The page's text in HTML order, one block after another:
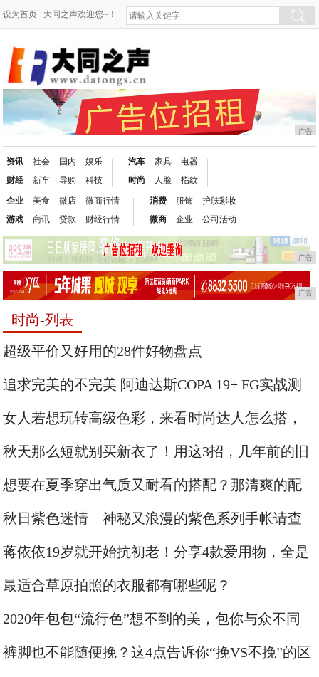
设为首页 大同之声欢迎您~！
广告
资讯
财经
社会
新车
国内
导购
娱乐
科技
汽车
时尚
家具
人脸
电器
指纹
企业
游戏
美食
商讯
微店
贷款
微商行情
财经行情
消费
微商
服饰
企业
护肤彩妆
公司活动
广告
广告
时尚-列表
超级平价又好用的28件好物盘点
追求完美的不完美 阿迪达斯COPA 19+ FG实战测
评
女人若想玩转高级色彩，来看时尚达人怎么搭，
学会才能穿得“贵”
秋天那么短就别买新衣了！用这3招，几年前的旧
衣也能穿出新感觉
想要在夏季穿出气质又耐看的搭配？那清爽的配
色是关键
秋日紫色迷情—神秘又浪漫的紫色系列手帐请查
收
蒋依依19岁就开始抗初老！分享4款爱用物，全是
大牌适合轻龄肌
最适合草原拍照的衣服都有哪些呢？
2020年包包“流行色”想不到的美，包你与众不同
裤脚也不能随便挽？这4点告诉你“挽VS不挽”的区